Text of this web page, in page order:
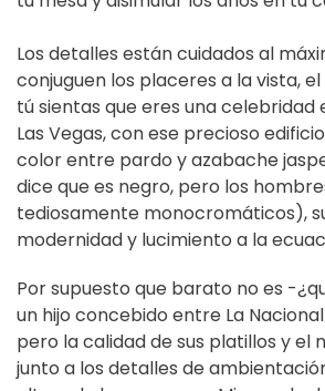
Los detalles están cuidados al
conjuguen los placeres a la vista,
tú sientas que eres una celebridad
Las Vegas, con ese precioso
color entre pardo y azabache
dice que es negro, pero los
tediosamente monocromáticos),
modernidad y lucimiento a la
Por supuesto que barato no es -
un hijo concebido entre La
pero la calidad de sus platillos y el
junto a los detalles de